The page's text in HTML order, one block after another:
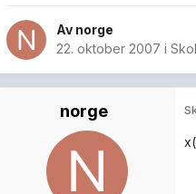
Av norge
22. oktober 2007 i
norge